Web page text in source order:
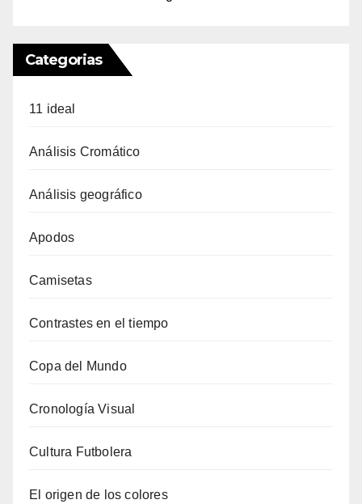
Categorias
11 ideal
Análisis Cromático
Análisis geográfico
Apodos
Camisetas
Contrastes en el tiempo
Copa del Mundo
Cronología Visual
Cultura Futbolera
El origen de los colores